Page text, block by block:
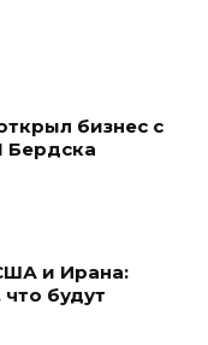
бизнес с
и Ирана:
будут